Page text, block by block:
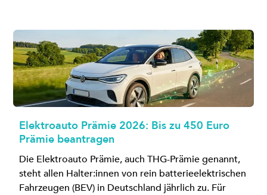
Elektroauto Prämie 2026: Bis zu 450 Euro
Prämie beantragen
Die Elektroauto Prämie, auch THG-Prämie genannt,
steht allen Halter:innen von rein batterieelektrischen
Fahrzeugen (BEV) in Deutschland jährlich zu. Für